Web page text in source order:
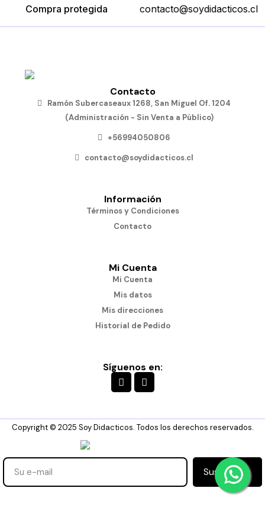
Compra protegida contacto@soydidacticos.cl
Contacto
Ramón Subercaseaux 1268, San Miguel Of. 1204
(Administración - Sin Venta a Público)
+56994050806
contacto@soydidacticos.cl
Información
Términos y Condiciones
Contacto
Mi Cuenta
Mi Cuenta
Mis datos
Mis direcciones
Historial de Pedido
Síguenos en:
Copyright © 2025 Soy Didacticos. Todos los derechos reservados.
Suscribirse